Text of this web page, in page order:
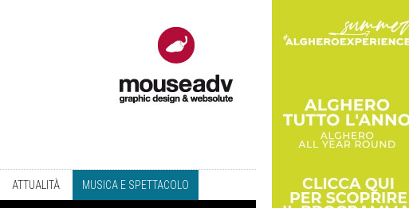
ATTUALITÀ MUSICA E SPETTACOLO